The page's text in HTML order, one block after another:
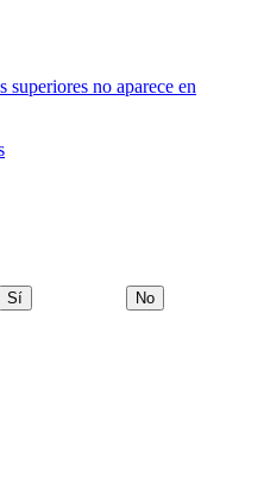
no aparece en
Sí No